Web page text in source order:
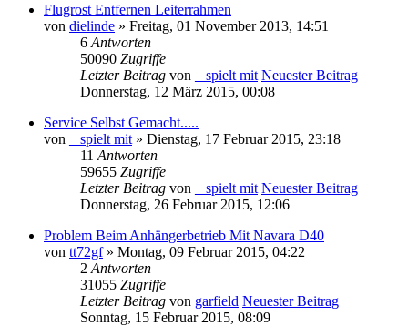
Flugrost Entfernen Leiterrahmen
von dielinde » Freitag, 01 November 2013, 14:51
6 Antworten
50090 Zugriffe
Letzter Beitrag von _ spielt mit Neuester Beitrag
Donnerstag, 12 März 2015, 00:08
Service Selbst Gemacht.....
von
_ spielt mit » Dienstag, 17 Februar 2015, 23:18
11 Antworten
59655 Zugriffe
Letzter Beitrag von _ spielt mit Neuester Beitrag
Donnerstag, 26 Februar 2015, 12:06
Problem Beim Anhängerbetrieb Mit Navara D40
von tt72gf» Montag, 09 Februar 2015, 04:22
2 Antworten
31055 Zugriffe
Letzter Beitrag von garfield Neuester Beitrag
Sonntag, 15 Februar 2015, 08:09